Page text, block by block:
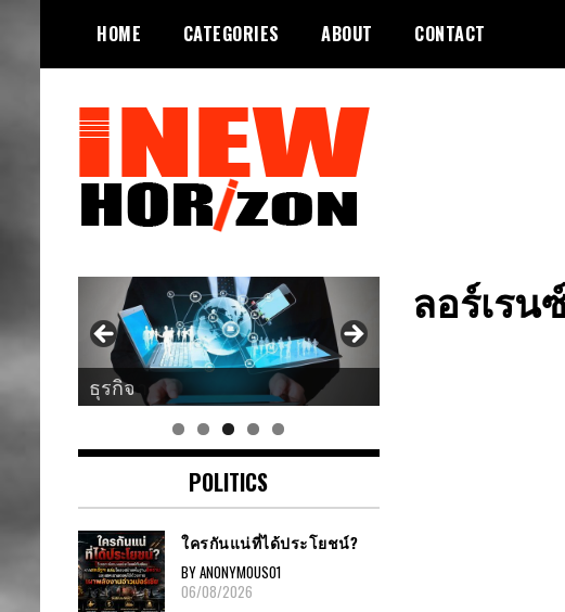
content
HOME CATEGORIES ABOUT CONTACT
INEWHORIZON
ลอร์เรน
ศาสนา
POLITICS
ใครกันแน่ที่ได้ประโยชน์?
BY ANONYMOUS01
06/08/2026